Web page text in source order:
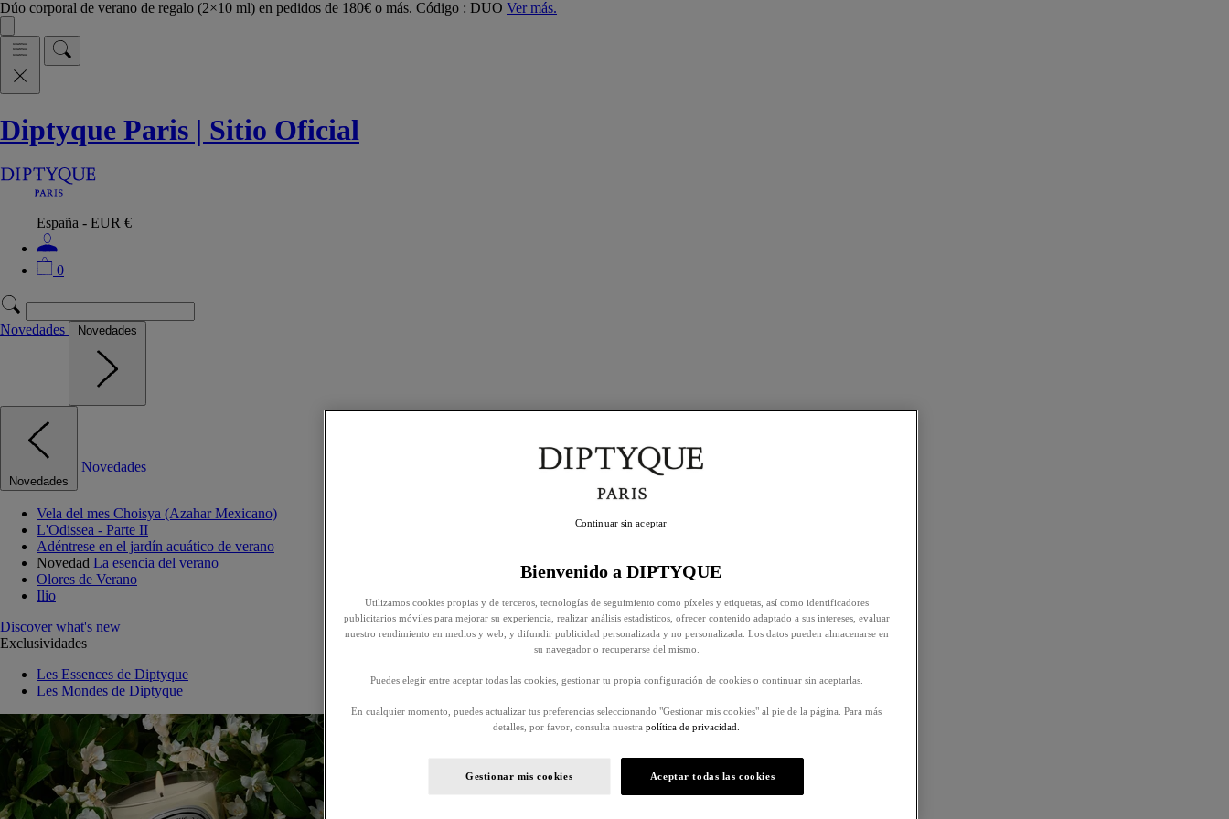
Dúo corporal de verano de regalo (2×10 ml) en pedidos de 180€ o más. Código : DUO Ver más.
Diptyque Paris | Sitio Oficial
España - EUR €
0
Novedades Novedades
Novedades
Novedades
Vela del mes Choisya (Azahar Mexicano)
L'Odissea - Parte II
Adéntrese en el jardín acuático de verano
Novedad La esencia del verano
Olores de Verano
Ilio
Discover what's new
Exclusividades
Les Essences de Diptyque
Les Mondes de Diptyque
Bienvenido a DIPTYQUE
Utilizamos cookies propias y de terceros, tecnologías de seguimiento como píxeles y etiquetas, así como identificadores
publicitarios móviles para mejorar su experiencia, realizar análisis estadísticos, ofrecer contenido adaptado a sus intereses, evaluar
nuestro rendimiento en medios y web, y difundir publicidad personalizada y no personalizada. Los datos pueden almacenarse en
su navegador o recuperarse del mismo.
Puedes elegir entre aceptar todas las cookies, gestionar tu propia configuración de cookies o continuar sin aceptarlas.
En cualquier momento, puedes actualizar tus preferencias seleccionando "Gestionar mis cookies" al pie de la página. Para más
detalles, por favor, consulta nuestra política de privacidad.
Gestionar mis cookies Aceptar todas las cookies
Continuar sin aceptar